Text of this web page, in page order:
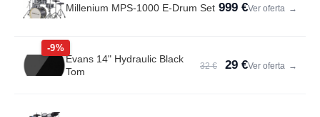
Millenium MPS-1000 E-Drum Set 999 €Ver oferta →
-9%
Evans 14" Hydraulic Black
Tom
32 € 29 €Ver oferta →